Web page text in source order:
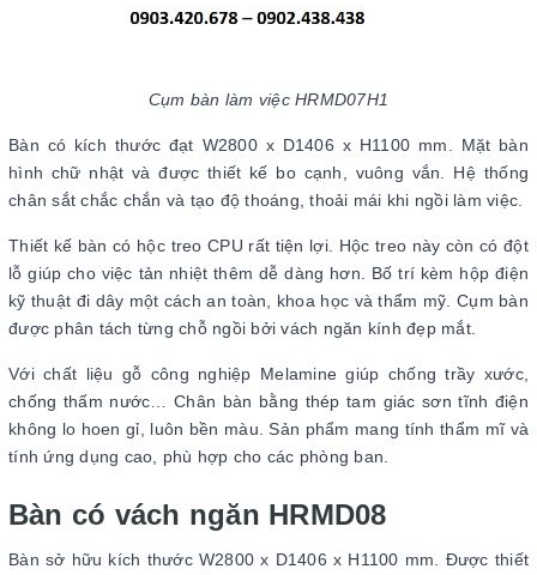
Cụm bàn làm việc HRMD07H1
Bàn có kích thước đạt W2800 x D1406 x H1100 mm. Mặt bàn
hình chữ nhật và được thiết kế bo cạnh, vuông vắn. Hệ thống
chân sắt chắc chắn và tạo độ thoáng, thoải mái khi ngồi làm việc.
Thiết kế bàn có hộc treo CPU rất tiện lợi. Hộc treo này còn có đột
lỗ giúp cho việc tản nhiệt thêm dễ dàng hơn. Bố trí kèm hộp điện
kỹ thuật đi dây một cách an toàn, khoa học và thẩm mỹ. Cụm bàn
được phân tách từng chỗ ngồi bởi vách ngăn kính đẹp mắt.
Với chất liệu gỗ công nghiệp Melamine giúp chống trầy xước,
chống thấm nước… Chân bàn bằng thép tam giác sơn tĩnh điện
không lo hoen gỉ, luôn bền màu. Sản phẩm mang tính thẩm mĩ và
tính ứng dụng cao, phù hợp cho các phòng ban.
Bàn có vách ngăn HRMD08
Bàn sở hữu kích thước W2800 x D1406 x H1100 mm. Được thiết